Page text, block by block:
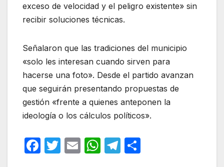
exceso de velocidad y el peligro existente» sin
recibir soluciones técnicas.
Señalaron que las tradiciones del municipio
«solo les interesan cuando sirven para
hacerse una foto». Desde el partido avanzan
que seguirán presentando propuestas de
gestión «frente a quienes anteponen la
ideología o los cálculos políticos».
F
T
E
W T